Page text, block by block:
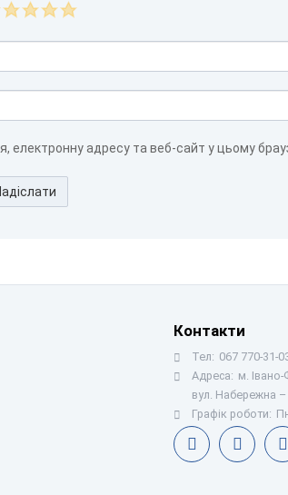
електронну адресу та веб-сайт у цьому
Контакти
Тел: 067 770-31-
Адреса: м. Івано-
вул. Набережна –
Графік роботи: